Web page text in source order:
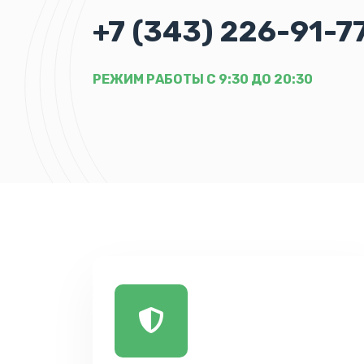
+7 (343) 226-91-
РЕЖИМ РАБОТЫ С 9:30 ДО 20:30